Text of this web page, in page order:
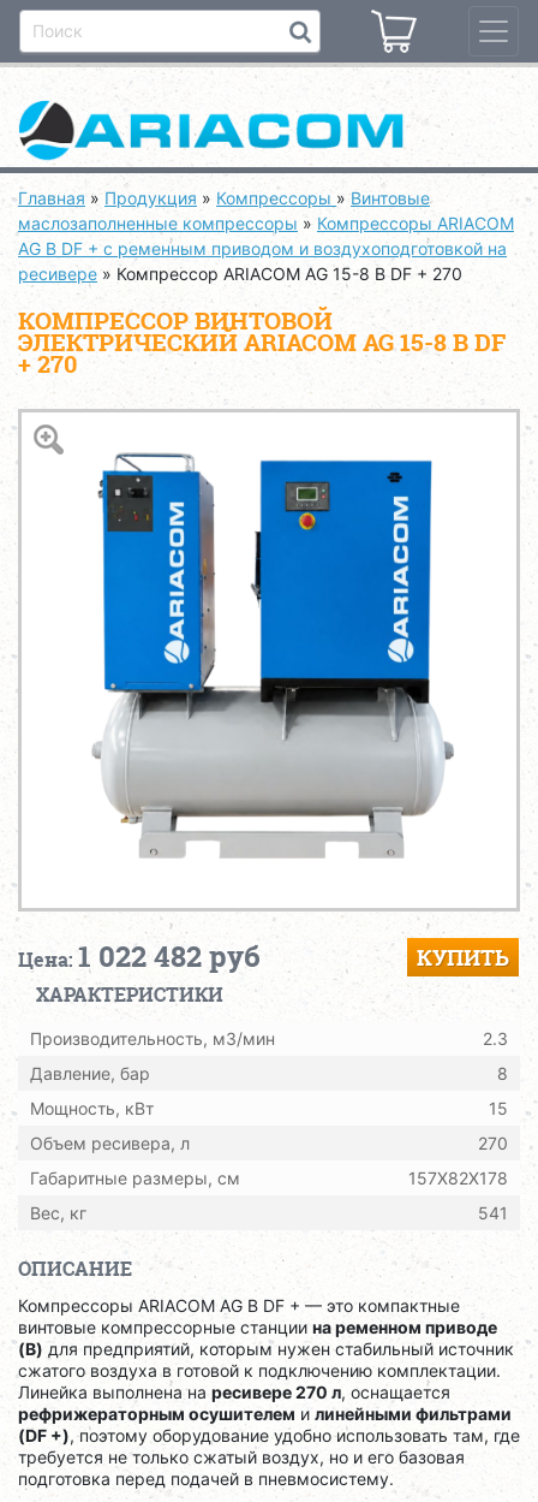
Главная » Продукция » Компрессоры » Винтовые
маслозаполненные компрессоры » Компрессоры ARIACOM
AG B DF + с ременным приводом и воздухоподготовкой на
ресивере» Компрессор ARIACOM AG 15-8 B DF + 270
КОМПРЕССОР ВИНТОВОЙ
ЭЛЕКТРИЧЕСКИЙ ARIACOM AG 15-8 B DF
+ 270
Цена: 1 022 482 руб КУПИТЬ
ХАРАКТЕРИСТИКИ
Производительность, м3/мин
2.3
Давление, бар
8
Мощность, кВт
15
Объем ресивера, л
270
Габаритные размеры, см
157X82X178
Вес, кг
541
ОПИСАНИЕ
Компрессоры ARIACOM AG B DF + — это компактные
винтовые компрессорные станции на ременном приводе
(B) для предприятий, которым нужен стабильный источник
сжатого воздуха в готовой к подключению комплектации.
Линейка выполнена на ресивере 270 л, оснащается
рефрижераторным осушителем и линейными фильтрами
(DF +), поэтому оборудование удобно использовать там, где
требуется не только сжатый воздух, но и его базовая
подготовка перед подачей в пневмосистему.